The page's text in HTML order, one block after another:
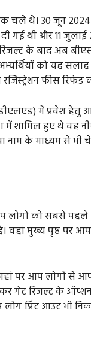
थे। 30 जून 2024
गई थी और 11
के बाद अब
को यह
फीस रिफंड
में प्रवेश हेतु
में शामिल हुए थे
नाम के माध्यम से
लोगों को सबसे
वहां मुख्य पृष्ठ पर
पर आप लोगों से
गेट रिजल्ट के
प्रिंट आउट भी